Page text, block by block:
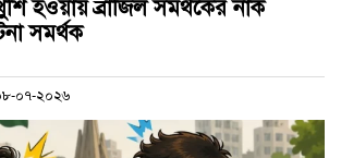
হওয়ায় ব্রাজিল সমর্থকের নাক
সমর্থক
০৭-২০২৬